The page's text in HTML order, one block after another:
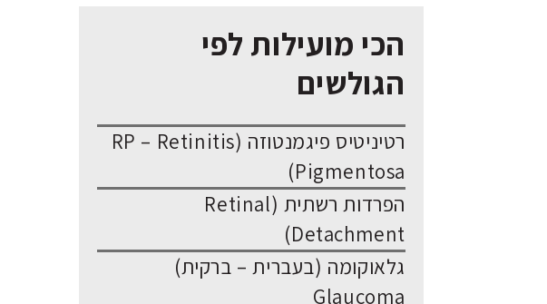
הכי מועילות לפי
הגולשים
רטיניטיס פיגמנטוזה (RP – Retinitis
Pigmentosa)
הפרדות רשתית (Retinal
Detachment)
גלאוקומה (בעברית – ברקית)
Glaucoma